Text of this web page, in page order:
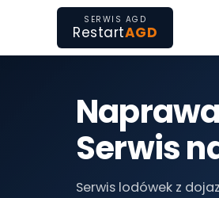
SERWIS AGD
RestartAGD
Serwis
Serwis lodówek z
ℹ